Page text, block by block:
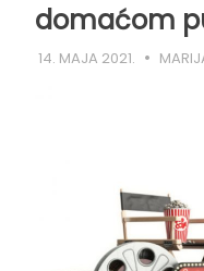
domaćom
14. MAJA 2021.